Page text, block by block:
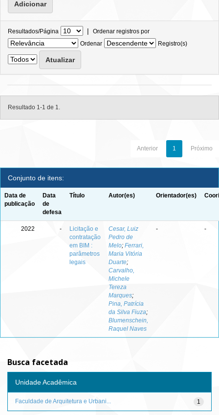
Resultados/Página | Ordenar registros por
Ordenar
Registro(s)
Resultado 1-1 de 1.
Anterior 1 Próximo
Conjunto de itens:
Data de
publicação
Data
de
defesa
Título Autor(es) Orientador(es)
2022 -
Licitação e
contratação
em BIM :
parâmetros
legais
Cesar, Luiz
Pedro de
Melo; Ferrari,
Maria Vitória
Duarte;
Carvalho,
Michele
Tereza
Marques;
Pina, Patrícia
da Silva Fiuza;
Blumenschein,
Raquel Naves
- -
Busca facetada
Unidade Acadêmica
1
Faculdade de Arquitetura e Urbani...